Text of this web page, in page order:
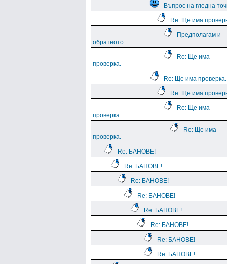
Въпрос на гледна
Re: Ще има
Предполагам и
обратното
Re: Ще има
проверка.
Re: Ще има проверка.
Re: Ще има
Re: Ще има
проверка.
Re: Ще има
проверка.
Re: БАНОВЕ!
Re: БАНОВЕ!
Re: БАНОВЕ!
Re: БАНОВЕ!
Re: БАНОВЕ!
Re: БАНОВЕ!
Re: БАНОВЕ!
Re: БАНОВЕ!